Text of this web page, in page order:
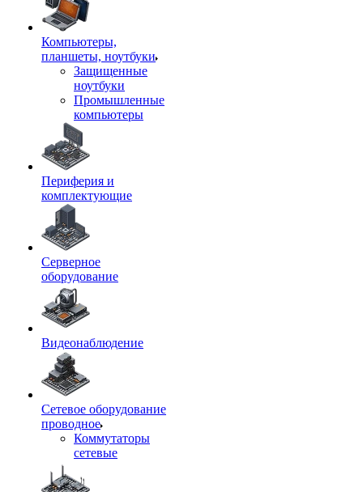
Компьютеры,
планшеты, ноутбуки
Защищенные
ноутбуки
Промышленные
компьютеры
Периферия и
комплектующие
Серверное
оборудование
Видеонаблюдение
Сетевое оборудование
проводное
Коммутаторы
сетевые